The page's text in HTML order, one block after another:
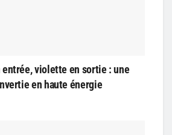
violette en sortie : une
en haute énergie